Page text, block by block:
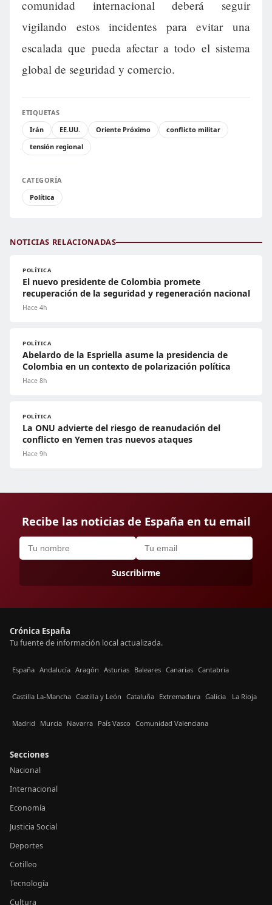
comunidad internacional deberá seguir
vigilando estos incidentes para evitar una
escalada que pueda afectar a todo el sistema
global de seguridad y comercio.
ETIQUETAS
Irán
EE.UU. Oriente Próximo
conflicto militar
tensión regional
CATEGORÍA
Política
NOTICIAS RELACIONADAS
POLÍTICA
El nuevo presidente de Colombia promete
recuperación de la seguridad y regeneración nacional
Hace 4h
POLÍTICA
Abelardo de la Espriella asume la presidencia de
Colombia en un contexto de polarización política
Hace 8h
POLÍTICA
La ONU advierte del riesgo de reanudación del
conflicto en Yemen tras nuevos ataques
Hace 9h
Recibe las noticias de España en tu email
Suscribirme
Crónica España
Tu fuente de información local actualizada.
España Andalucía Aragón Asturias Baleares Canarias Cantabria
Castilla La-Mancha Castilla y León Cataluña Extremadura Galicia La Rioja
Madrid Murcia Navarra País Vasco Comunidad Valenciana
Secciones
Nacional
Internacional
Economía
Justicia Social
Deportes
Cotilleo
Tecnología
Cultura